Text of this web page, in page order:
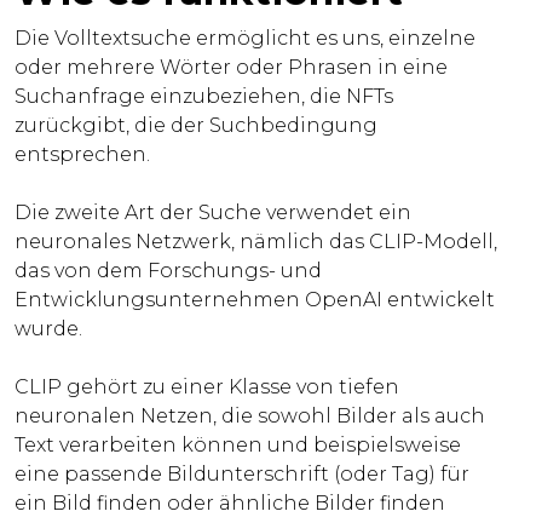
Die Volltextsuche ermöglicht es uns, einzelne
oder mehrere Wörter oder Phrasen in eine
Suchanfrage einzubeziehen, die NFTs
zurückgibt, die der Suchbedingung
entsprechen.
Die zweite Art der Suche verwendet ein
neuronales Netzwerk, nämlich das CLIP-Modell,
das von dem Forschungs- und
Entwicklungsunternehmen OpenAI entwickelt
wurde.
CLIP gehört zu einer Klasse von tiefen
neuronalen Netzen, die sowohl Bilder als auch
Text verarbeiten können und beispielsweise
eine passende Bildunterschrift (oder Tag) für
ein Bild finden oder ähnliche Bilder finden